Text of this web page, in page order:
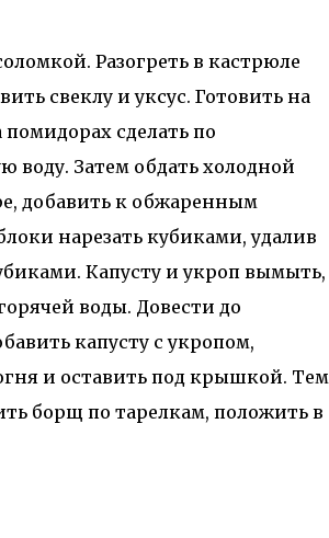
Разогреть в кастрюле
свеклу и уксус. Готовить на
сделать по
воду. Затем обдать холодной
добавить к обжаренным
нарезать кубиками, удалив
Капусту и укроп вымыть,
воды. Довести до
капусту с укропом,
и оставить под крышкой. Тем
борщ по тарелкам, положить в